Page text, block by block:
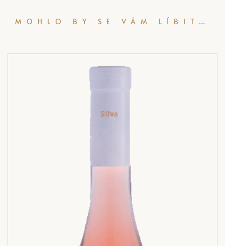
MOHLO BY SE VÁM LÍBIT…